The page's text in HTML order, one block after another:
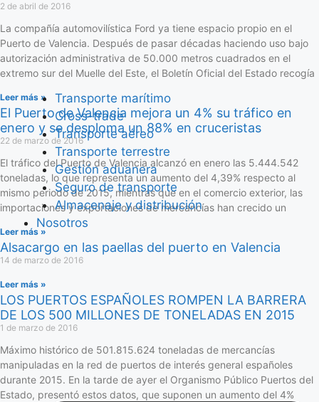
Transporte marítimo
Cross-trade
Transporte aéreo
Transporte terrestre
Gestión aduanera
Seguro de transporte
Almacenaje y distribución
Nosotros
2 de abril de 2016
La compañía automovilística Ford ya tiene espacio propio en el
Puerto de Valencia. Después de pasar décadas haciendo uso bajo
autorización administrativa de 50.000 metros cuadrados en el
extremo sur del Muelle del Este, el Boletín Oficial del Estado recogía
Leer más »
El Puerto de Valencia mejora un 4% su tráfico en
enero y se desploma un 88% en cruceristas
22 de marzo de 2016
El tráfico del Puerto de Valencia alcanzó en enero las 5.444.542
toneladas, lo que representa un aumento del 4,39% respecto al
mismo periodo de 2015, mientras que en el comercio exterior, las
importaciones y exportaciones de mercancías han crecido un
Leer más »
Alsacargo en las paellas del puerto en Valencia
14 de marzo de 2016
Leer más »
LOS PUERTOS ESPAÑOLES ROMPEN LA BARRERA
DE LOS 500 MILLONES DE TONELADAS EN 2015
1 de marzo de 2016
Máximo histórico de 501.815.624 toneladas de mercancías
manipuladas en la red de puertos de interés general españoles
durante 2015. En la tarde de ayer el Organismo Público Puertos del
Estado, presentó estos datos, que suponen un aumento del 4%